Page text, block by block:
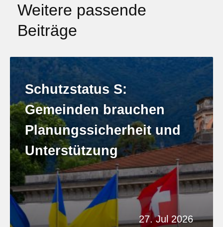
Weitere passende
Beiträge
27. Jul 2026
Schutzstatus S:
Gemeinden brauchen
Planungssicherheit und
Unterstützung